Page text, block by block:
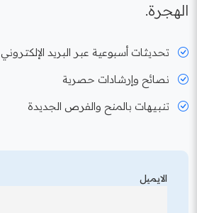
الهجرة.
تحديثات أسبوعية عبر البريد الإلكتروني
نصائح وإرشادات حصرية
تنبيهات بالمنح والفرص الجديدة
الايميل